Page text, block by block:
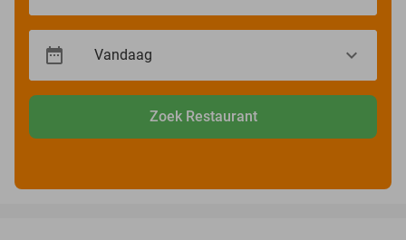
Zoek Restaurant